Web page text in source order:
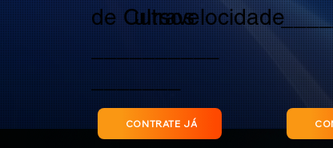
CONTRATE JÁ
de Cursos
ultravelocidade